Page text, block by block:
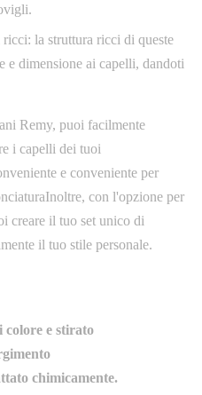
la struttura ricci di queste
e dimensione ai capelli, dandoti
Remy, puoi facilmente
i capelli dei tuoi
e conveniente per
con l'opzione per
creare il tuo set unico di
il tuo stile personale.
colore e stirato
chimicamente.